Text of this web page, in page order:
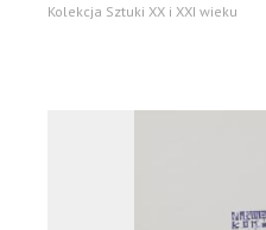
Kolekcja Sztuki XX i XXI wieku